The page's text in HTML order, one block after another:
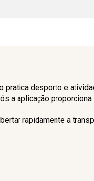
pratica desporto e
a aplicação proporciona
rapidamente a